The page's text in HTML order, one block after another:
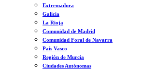
Extremadura
Galicia
La Rioja
Comunidad de Madrid
Comunidad Foral de Navarra
País Vasco
Región de Murcia
Ciudades Autónomas